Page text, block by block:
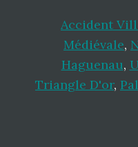
Accident
Médiévale,
Haguenau,
Triangle D'or,